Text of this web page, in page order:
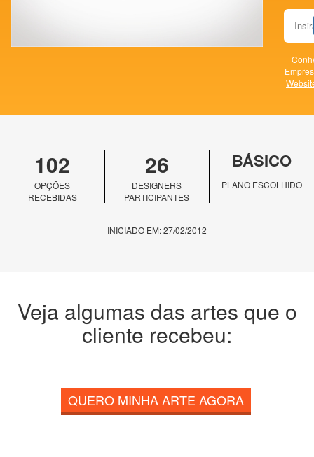
102
OPÇÕES
RECEBIDAS
26
DESIGNERS
PARTICIPANTES
BÁSICO
PLANO ESCOLHIDO
INICIADO EM: 27/02/2012
Veja algumas das artes que o
cliente recebeu:
QUERO MINHA ARTE AGORA